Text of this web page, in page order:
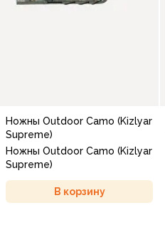
Ножны Outdoor Camo (Kizlyar
Supreme)
Ножны Outdoor Camo (Kizlyar
Supreme)
В корзину